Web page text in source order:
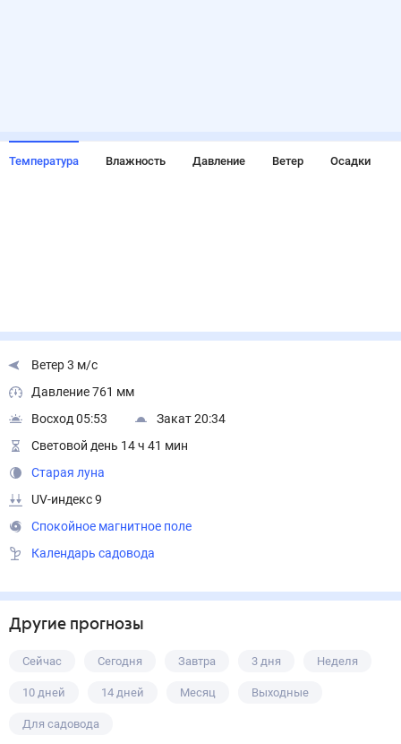
Температура Влажность Давление Ветер Осадки
Ветер 3 м/с
Давление 761 мм
Восход 05:53
Закат 20:34
Световой день 14 ч 41 мин
Старая луна
UV-индекс 9
Спокойное магнитное поле
Календарь садовода
Другие прогнозы
Сейчас Сегодня Завтра 3 дня Неделя
10 дней 14 дней Месяц Выходные
Для садовода